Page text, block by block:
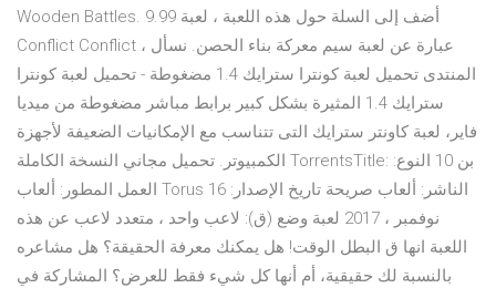
Wooden Battles. 9.99 أضف إلى السلة حول هذه اللعبة ، لعبة
Conflict Conflict ، عبارة عن لعبة سيم معركة بناء الحصن. نسأل
المنتدى تحميل لعبة كونترا سترايك 1.4 مضغوطة - تحميل لعبة كونترا
سترايك 1.4 المثيرة بشكل كبير برابط مباشر مضغوطة من ميديا
فاير، لعبة كاونتر سترايك التى تتناسب مع الإمكانيات الضعيفة لأجهزة
الكمبيوتر. تحميل مجاني النسخة الكاملة TorrentsTitle: بن 10 النوع:
العمل المطور: ألعاب Torus الناشر: ألعاب صريحة تاريخ الإصدار: 16
نوفمبر ، 2017 لعبة وضع (ق): لاعب واحد ، متعدد لاعب عن هذه
اللعبة انها ق البطل الوقت! هل يمكنك معرفة الحقيقة؟ هل مشاعره
بالنسبة لك حقيقية، أم أنها كل شيء فقط للعرض؟ المشاركة في